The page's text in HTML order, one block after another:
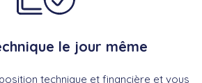
le jour même
technique et financière et vous